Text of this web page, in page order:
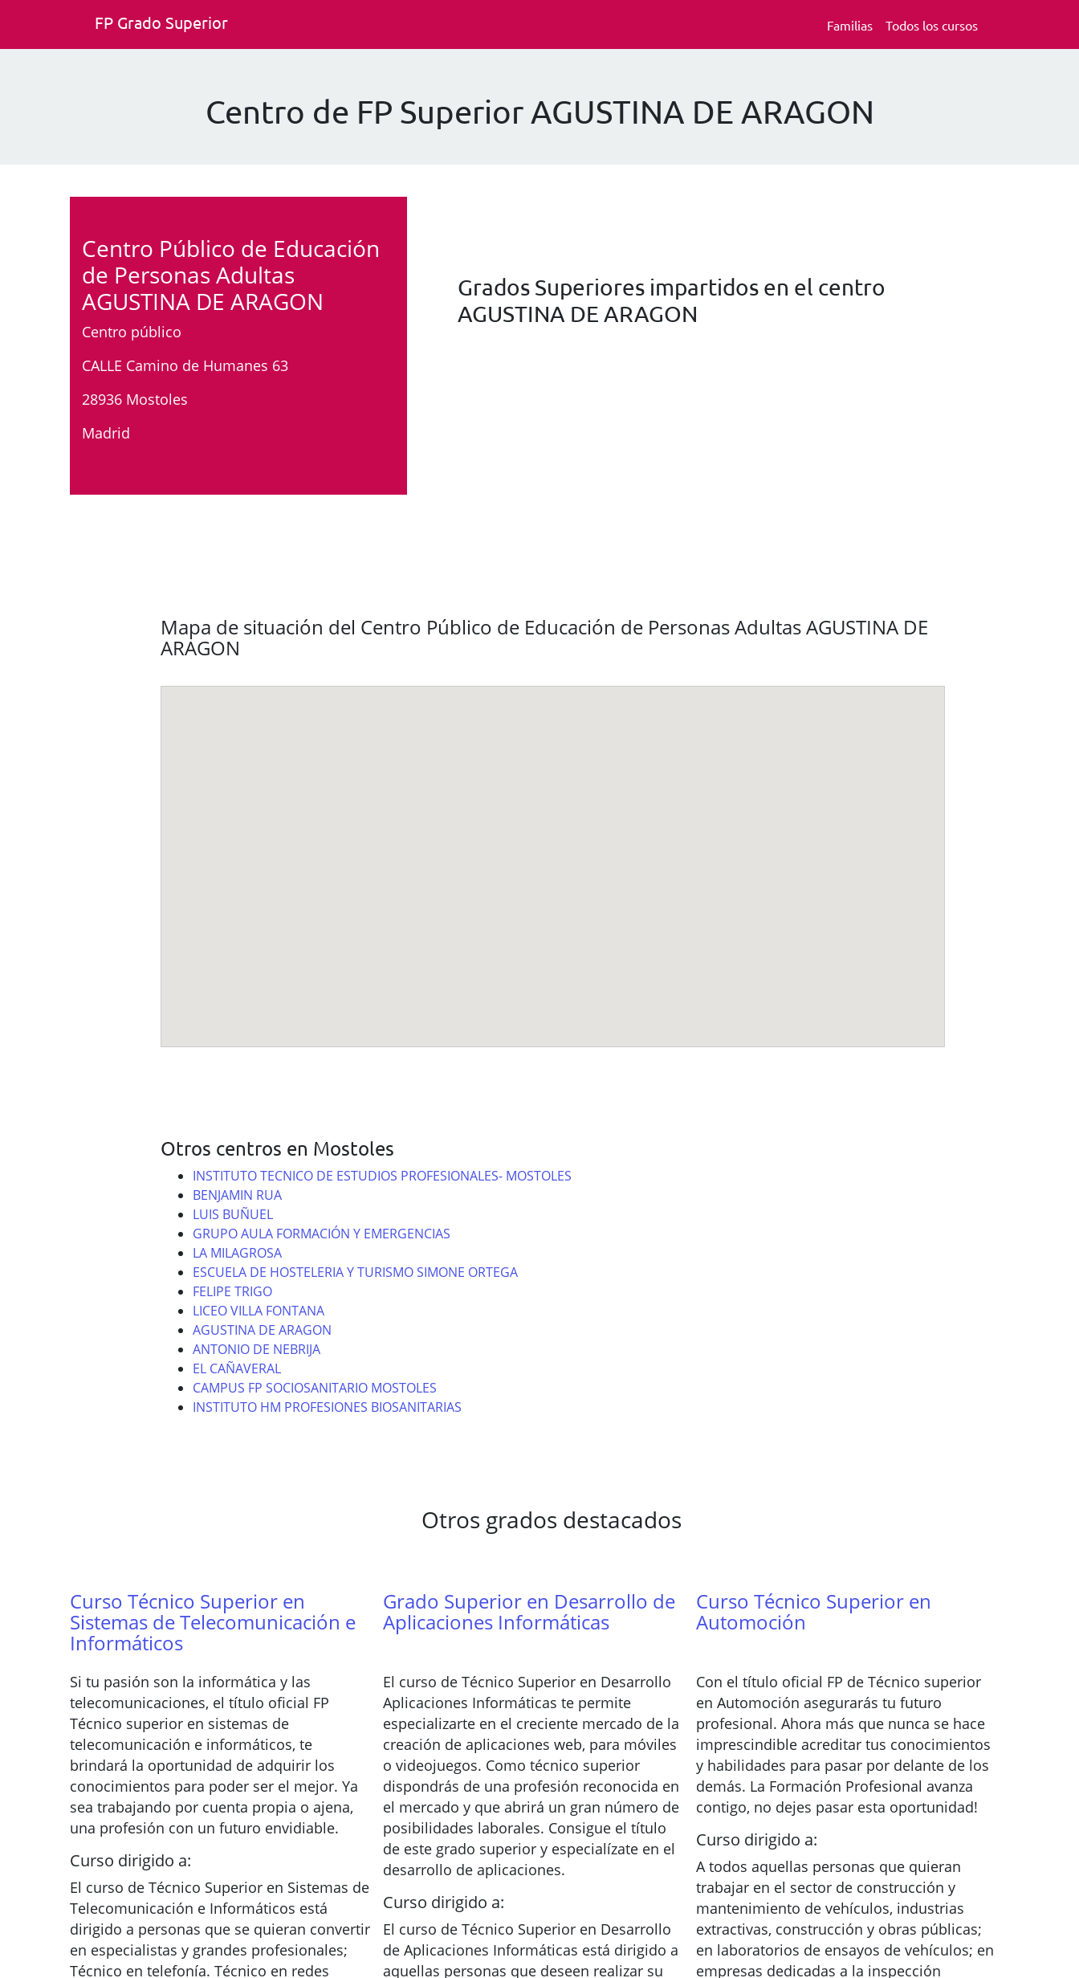
FP Grado Superior Familias Todos los cursos
Centro de FP Superior AGUSTINA DE ARAGON
Centro Público de Educación
de Personas Adultas
AGUSTINA DE ARAGON
Centro público
CALLE Camino de Humanes 63
28936 Mostoles
Madrid
Grados Superiores impartidos en el centro
AGUSTINA DE ARAGON
Mapa de situación del Centro Público de Educación de Personas Adultas AGUSTINA DE
ARAGON
Otros centros en Mostoles
INSTITUTO TECNICO DE ESTUDIOS PROFESIONALES- MOSTOLES
BENJAMIN RUA
LUIS BUÑUEL
GRUPO AULA FORMACIÓN Y EMERGENCIAS
LA MILAGROSA
ESCUELA DE HOSTELERIA Y TURISMO SIMONE ORTEGA
FELIPE TRIGO
LICEO VILLA FONTANA
AGUSTINA DE ARAGON
ANTONIO DE NEBRIJA
EL CAÑAVERAL
CAMPUS FP SOCIOSANITARIO MOSTOLES
INSTITUTO HM PROFESIONES BIOSANITARIAS
Otros grados destacados
Curso Técnico Superior en
Sistemas de Telecomunicación e
Informáticos
Si tu pasión son la informática y las
telecomunicaciones, el título oficial FP
Técnico superior en sistemas de
telecomunicación e informáticos, te
brindará la oportunidad de adquirir los
conocimientos para poder ser el mejor. Ya
sea trabajando por cuenta propia o ajena,
una profesión con un futuro envidiable.
Curso dirigido a:
El curso de Técnico Superior en Sistemas de
Telecomunicación e Informáticos está
dirigido a personas que se quieran convertir
en especialistas y grandes profesionales;
Técnico en telefonía. Técnico en redes
Grado Superior en Desarrollo de
Aplicaciones Informáticas
El curso de Técnico Superior en Desarrollo
Aplicaciones Informáticas te permite
especializarte en el creciente mercado de la
creación de aplicaciones web, para móviles
o videojuegos. Como técnico superior
dispondrás de una profesión reconocida en
el mercado y que abrirá un gran número de
posibilidades laborales. Consigue el título
de este grado superior y especialízate en el
desarrollo de aplicaciones.
Curso dirigido a:
El curso de Técnico Superior en Desarrollo
de Aplicaciones Informáticas está dirigido a
aquellas personas que deseen realizar su
Curso Técnico Superior en
Automoción
Con el título oficial FP de Técnico superior
en Automoción asegurarás tu futuro
profesional. Ahora más que nunca se hace
imprescindible acreditar tus conocimientos
y habilidades para pasar por delante de los
demás. La Formación Profesional avanza
contigo, no dejes pasar esta oportunidad!
Curso dirigido a:
A todos aquellas personas que quieran
trabajar en el sector de construcción y
mantenimiento de vehículos, industrias
extractivas, construcción y obras públicas;
en laboratorios de ensayos de vehículos; en
empresas dedicadas a la inspección